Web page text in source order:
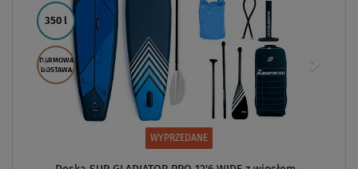
350 l
DARMOWA
DOSTAWA
WYPRZEDANE